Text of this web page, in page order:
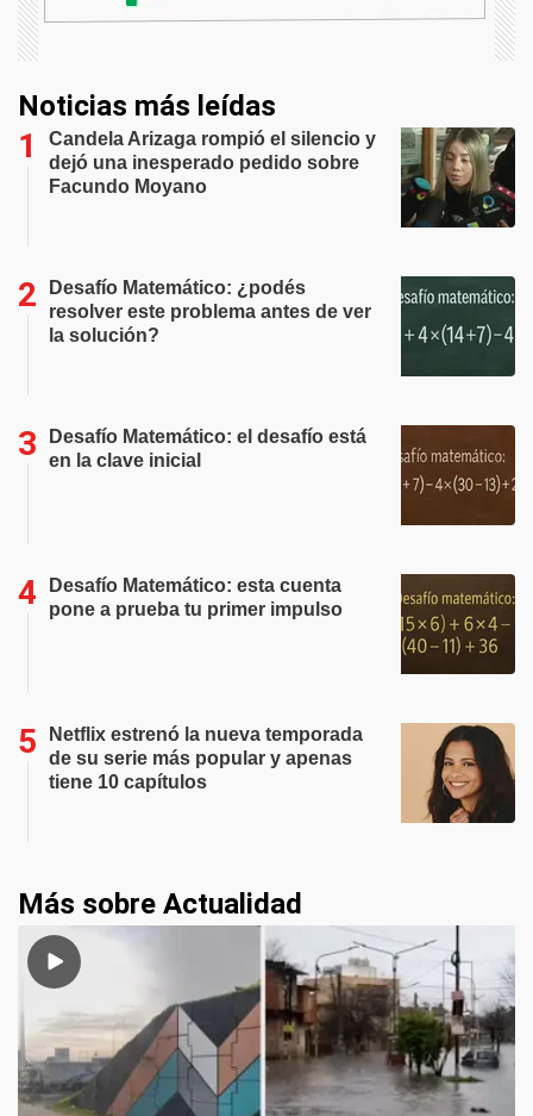
Noticias más leídas
Candela Arizaga rompió el silencio y
dejó una inesperado pedido sobre
Facundo Moyano
Desafío Matemático: ¿podés
resolver este problema antes de ver
la solución?
Desafío Matemático: el desafío está
en la clave inicial
Desafío Matemático: esta cuenta
pone a prueba tu primer impulso
Netflix estrenó la nueva temporada
de su serie más popular y apenas
tiene 10 capítulos
Más sobre Actualidad